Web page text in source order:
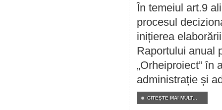
În temeiul art.9
procesul
inițierea
Raportului anual
„Orheiproiect” în
administrație și
CITEŞTE MAI MULT...